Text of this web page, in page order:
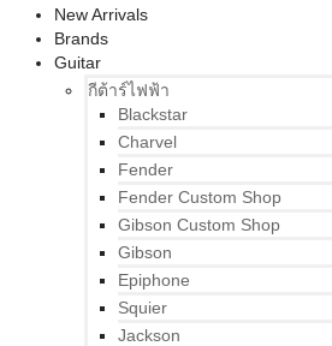
New Arrivals
Brands
Guitar
กีต้าร์ไฟฟ้า
Blackstar
Charvel
Fender
Fender Custom Shop
Gibson Custom Shop
Gibson
Epiphone
Squier
Jackson